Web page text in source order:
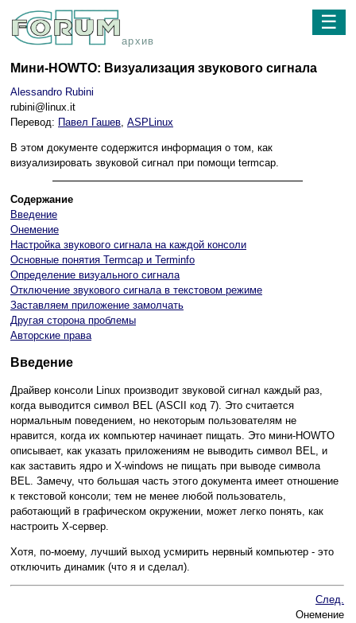
архив
☰
Мини-HOWTO: Визуализация звукового сигнала
Alessandro Rubini
rubini@linux.it
Перевод: Павел Гашев, ASPLinux
В этом документе содержится информация о том, как
визуализировать звуковой сигнал при помощи termcap.
Содержание
Введение
Онемение
Настройка звукового сигнала на каждой консоли
Основные понятия Termcap и Terminfo
Определение визуального сигнала
Отключение звукового сигнала в текстовом режиме
Заставляем приложение замолчать
Другая сторона проблемы
Авторские права
Введение
Драйвер консоли Linux производит звуковой сигнал каждый раз,
когда выводится символ BEL (ASCII код 7). Это считается
нормальным поведением, но некоторым пользователям не
нравится, когда их компьютер начинает пищать. Это мини-HOWTO
описывает, как указать приложениям не выводить символ BEL, и
как заставить ядро и X-windows не пищать при выводе символа
BEL. Замечу, что большая часть этого документа имеет отношение
к текстовой консоли; тем не менее любой пользователь,
работающий в графическом окружении, может легко понять, как
настроить X-сервер.
Хотя, по-моему, лучший выход усмирить нервный компьютер - это
отключить динамик (что я и сделал).
След.
Онемение